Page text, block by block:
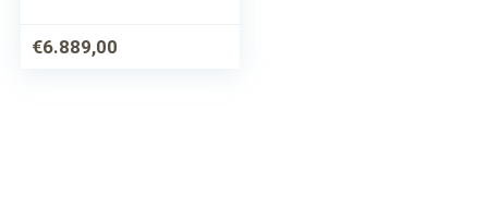
€6.889,00